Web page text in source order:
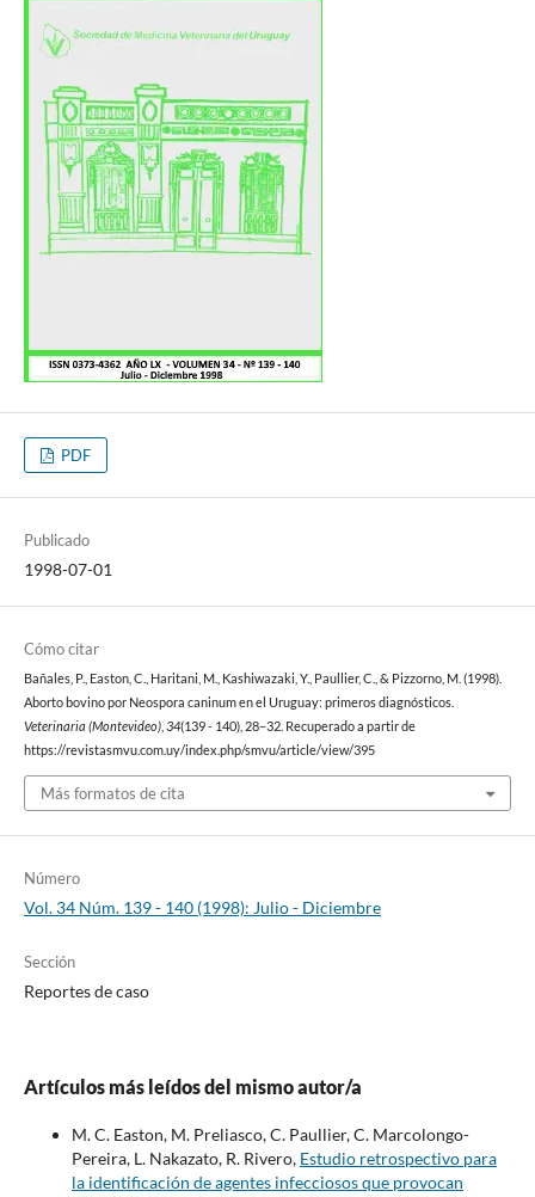
PDF
Publicado
1998-07-01
Cómo citar
Bañales, P., Easton, C., Haritani, M., Kashiwazaki, Y., Paullier, C., & Pizzorno, M. (1998).
Aborto bovino por Neospora caninum en el Uruguay: primeros diagnósticos.
Veterinaria (Montevideo), 34(139 - 140), 28–32. Recuperado a partir de
https://revistasmvu.com.uy/index.php/smvu/article/view/395
Más formatos de cita
Número
Vol. 34 Núm. 139 - 140 (1998): Julio - Diciembre
Sección
Reportes de caso
Artículos más leídos del mismo autor/a
M. C. Easton, M. Preliasco, C. Paullier, C. Marcolongo-
Pereira, L. Nakazato, R. Rivero, Estudio retrospectivo para
la identificación de agentes infecciosos que provocan